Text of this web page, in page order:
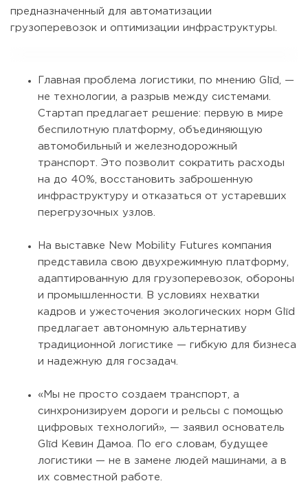
предназначенный для автоматизации
грузоперевозок и оптимизации инфраструктуры.
Главная проблема логистики, по мнению Glīd, —
не технологии, а разрыв между системами.
Стартап предлагает решение: первую в мире
беспилотную платформу, объединяющую
автомобильный и железнодорожный
транспорт. Это позволит сократить расходы
на до 40%, восстановить заброшенную
инфраструктуру и отказаться от устаревших
перегрузочных узлов.
На выставке New Mobility Futures компания
представила свою двухрежимную платформу,
адаптированную для грузоперевозок, обороны
и промышленности. В условиях нехватки
кадров и ужесточения экологических норм Glīd
предлагает автономную альтернативу
традиционной логистике — гибкую для бизнеса
и надежную для госзадач.
«Мы не просто создаем транспорт, а
синхронизируем дороги и рельсы с помощью
цифровых технологий», — заявил основатель
Glīd Кевин Дамоа. По его словам, будущее
логистики — не в замене людей машинами, а в
их совместной работе.